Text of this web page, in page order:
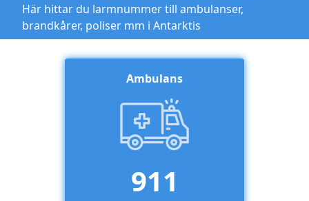
Här hittar du larmnummer till ambulanser,
brandkårer, poliser mm i Antarktis
Ambulans
911